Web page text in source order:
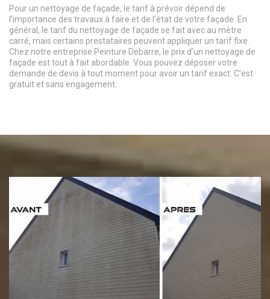
Pour un nettoyage de façade, le tarif à prévoir dépend de
l’importance des travaux à faire et de l’état de votre façade. En
général, le tarif du nettoyage de façade se fait avec au mètre
carré, mais certains prestataires peuvent appliquer un tarif fixe.
Chez notre entreprise Peinture Debarre, le prix d’un nettoyage de
façade est tout à fait abordable. Vous pouvez déposer votre
demande de devis à tout moment pour avoir un tarif exact. C’est
gratuit et sans engagement.